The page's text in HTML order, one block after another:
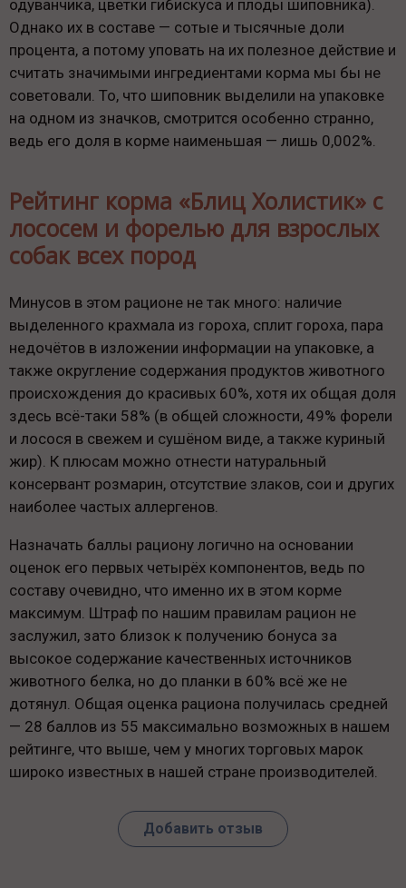
одуванчика, цветки гибискуса и плоды шиповника).
Однако их в составе — сотые и тысячные доли
процента, а потому уповать на их полезное действие и
считать значимыми ингредиентами корма мы бы не
советовали. То, что шиповник выделили на упаковке
на одном из значков, смотрится особенно странно,
ведь его доля в корме наименьшая — лишь 0,002%.
Рейтинг корма «Блиц Холистик» с
лососем и форелью для взрослых
собак всех пород
Минусов в этом рационе не так много: наличие
выделенного крахмала из гороха, сплит гороха, пара
недочётов в изложении информации на упаковке, а
также округление содержания продуктов животного
происхождения до красивых 60%, хотя их общая доля
здесь всё-таки 58% (в общей сложности, 49% форели
и лосося в свежем и сушёном виде, а также куриный
жир). К плюсам можно отнести натуральный
консервант розмарин, отсутствие злаков, сои и других
наиболее частых аллергенов.
Назначать баллы рациону логично на основании
оценок его первых четырёх компонентов, ведь по
составу очевидно, что именно их в этом корме
максимум. Штраф по нашим правилам рацион не
заслужил, зато близок к получению бонуса за
высокое содержание качественных источников
животного белка, но до планки в 60% всё же не
дотянул. Общая оценка рациона получилась средней
— 28 баллов из 55 максимально возможных в нашем
рейтинге, что выше, чем у многих торговых марок
широко известных в нашей стране производителей.
Добавить отзыв